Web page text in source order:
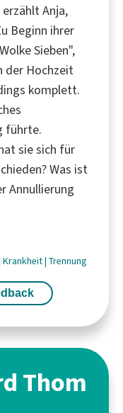
Anja,
Beginn ihrer
Sieben",
der Hochzeit
komplett.
führte.
sie sich für
Was ist
Annullierung
Krankheit| Trennung
Thom